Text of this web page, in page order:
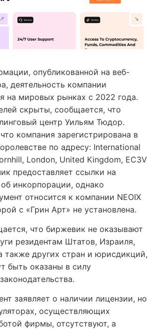
опубликованной на веб-
деятельность компании
на мировых рынках с 2022 года.
скрыты, сообщается, что
центр Уильям Тюдор.
компания зарегистрирована в
по адресу: International
London, United Kingdom, EC3V
предоставляет ссылки на
инкорпорации, однако
относится к компании NEOIX
с «Грин Арт» не установлена.
что биржевик не оказывают
резидентам Штатов, Израиля,
также других стран и юрисдикций,
быть оказаны в силу
заявляет о наличии лицензии, но
осуществляющих
фирмы, отсутствуют, а